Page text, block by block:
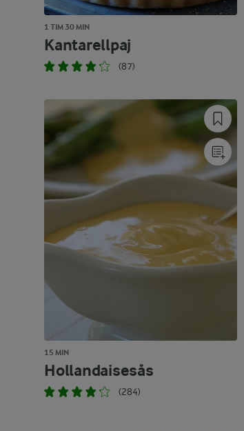
1 TIM 30 MIN
Kantarellpaj
(87)
15 MIN
Hollandaisesås
(284)